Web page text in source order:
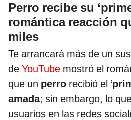
Perro recibe su
romántica reacción
miles
Te arrancará más de un
de YouTube mostró el
que un perro recibió el ‘
amada; sin embargo, lo
usuarios en las redes